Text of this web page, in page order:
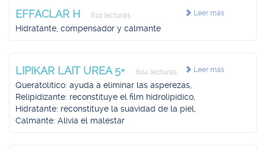
Leer más
EFFACLAR H 610 lecturas
Hidratante, compensador y calmante
Leer más
LIPIKAR LAIT UREA 5+ 604 lecturas
Queratolítico: ayuda a eliminar las asperezas,
Relipidizante: reconstituye el film hidrolipídico,
Hidratante: reconstituye la suavidad de la piel,
Calmante: Alivia el malestar